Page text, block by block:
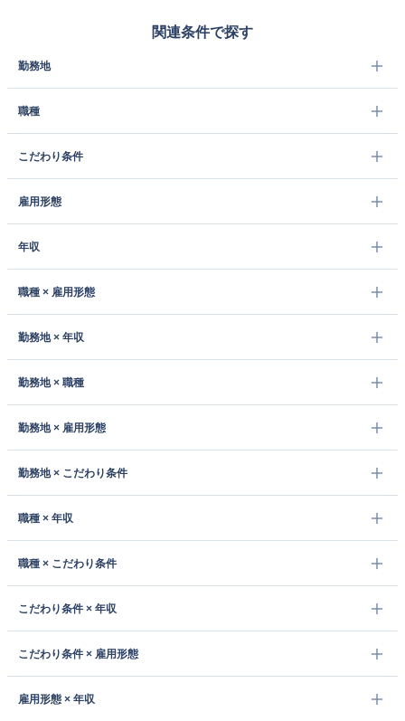
関連条件で探す
勤務地
職種
こだわり条件
雇用形態
年収
職種 × 雇用形態
勤務地 × 年収
勤務地 × 職種
勤務地 × 雇用形態
勤務地 × こだわり条件
職種 × 年収
職種 × こだわり条件
こだわり条件 × 年収
こだわり条件 × 雇用形態
雇用形態 × 年収